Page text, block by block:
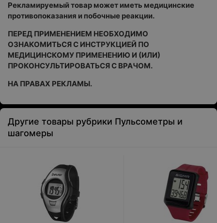
Рекламируемый товар может иметь медицинские
противопоказания и побочные реакции.
ПЕРЕД ПРИМЕНЕНИЕМ НЕОБХОДИМО
ОЗНАКОМИТЬСЯ С ИНСТРУКЦИЕЙ ПО
МЕДИЦИНСКОМУ ПРИМЕНЕНИЮ И (ИЛИ)
ПРОКОНСУЛЬТИРОВАТЬСЯ С ВРАЧОМ.
НА ПРАВАХ РЕКЛАМЫ.
Другие товары рубрики Пульсометры и
шагомеры